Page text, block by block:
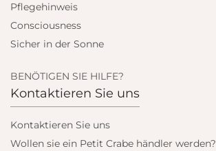
Pflegehinweis
Consciousness
Sicher in der Sonne
BENÖTIGEN SIE HILFE?
Kontaktieren Sie uns
Kontaktieren Sie uns
Wollen sie ein Petit Crabe händler werden?